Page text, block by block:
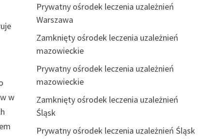
w
Prywatny ośrodek leczenia uzależnień
Warszawa
Zamknięty ośrodek leczenia uzależnień
mazowieckie
Prywatny ośrodek leczenia uzależnień
mazowieckie
Zamknięty ośrodek leczenia uzależnień
Śląsk
Prywatny ośrodek leczenia uzależnień Śląsk